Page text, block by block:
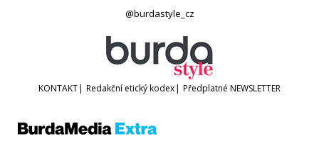
@burdastyle_cz
KONTAKT| Redakční etický kodex| Předplatné NEWSLETTER